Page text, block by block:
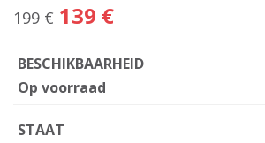
199 € 139 €
BESCHIKBAARHEID
Op voorraad
STAAT